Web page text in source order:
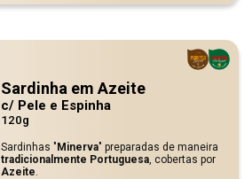
Sardinha em Azeite
c/ Pele e Espinha
120g
Sardinhas " Minerva" preparadas de maneira
tradicionalmente Portuguesa, cobertas por
Azeite.